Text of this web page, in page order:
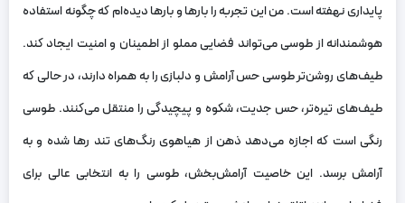
پایداری نهفته است. من این تجربه را بارها و بارها دیده‌ام که چگونه استفاده
هوشمندانه از طوسی می‌تواند فضایی مملو از اطمینان و امنیت ایجاد کند.
طیف‌های روشن‌تر طوسی حس آرامش و دلبازی را به همراه دارند، در حالی که
طیف‌های تیره‌تر، حس جدیت، شکوه و پیچیدگی را منتقل می‌کنند. طوسی
رنگی است که اجازه می‌دهد ذهن از هیاهوی رنگ‌های تند رها شده و به
آرامش برسد. این خاصیت آرامش‌بخش، طوسی را به انتخابی عالی برای